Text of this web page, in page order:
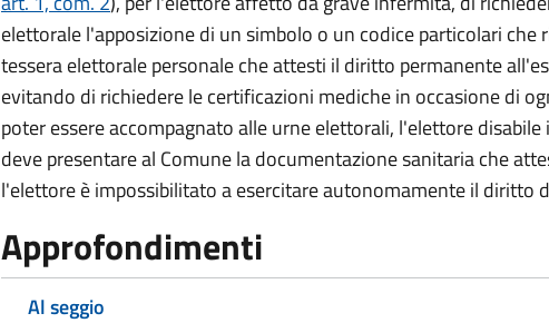
elettorale l'apposizione di un simbolo o un codice particolari che
tessera elettorale personale che attesti il diritto permanente
evitando di richiedere le certificazioni mediche in occasione di
poter essere accompagnato alle urne elettorali, l'elettore disabile
deve presentare al Comune la documentazione sanitaria che
l'elettore è impossibilitato a esercitare autonomamente il diritto
Approfondimenti
Al seggio